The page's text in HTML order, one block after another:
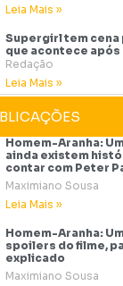
Leia Mais »
Supergirl tem
que acontece após
Redação
Leia Mais »
Homem-Aranha:
ainda existem
contar com Peter
Maximiano Sousa
Leia Mais »
Homem-Aranha:
spoilers do filme,
explicado
Maximiano Sousa